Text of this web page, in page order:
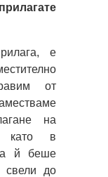
е
от
на
като в
й беше
свели до